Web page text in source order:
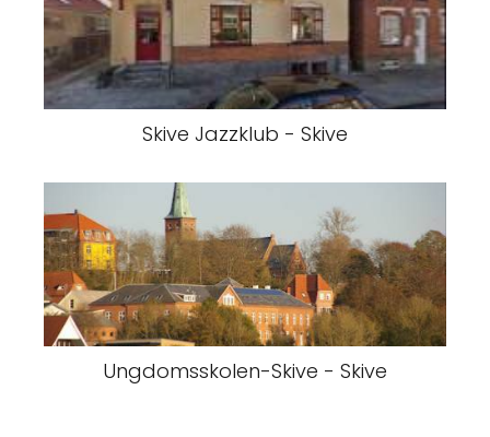
Skive Jazzklub - Skive
Ungdomsskolen-Skive - Skive